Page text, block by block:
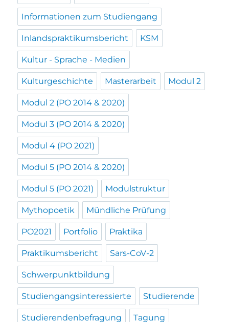
Informationen zum Studiengang
Inlandspraktikumsbericht KSM
Kultur - Sprache - Medien
Kulturgeschichte Masterarbeit Modul 2
Modul 2 (PO 2014 & 2020)
Modul 3 (PO 2014 & 2020)
Modul 4 (PO 2021)
Modul 5 (PO 2014 & 2020)
Modul 5 (PO 2021) Modulstruktur
Mythopoetik Mündliche Prüfung
PO2021 Portfolio Praktika
Praktikumsbericht Sars-CoV-2
Schwerpunktbildung
Studiengangsinteressierte Studierende
Studierendenbefragung Tagung